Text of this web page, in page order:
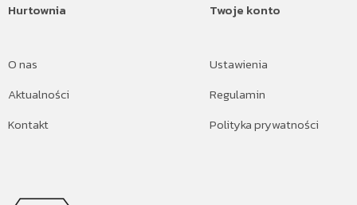
Hurtownia
O nas
Aktualności
Kontakt
Twoje konto
Ustawienia
Regulamin
Polityka prywatności